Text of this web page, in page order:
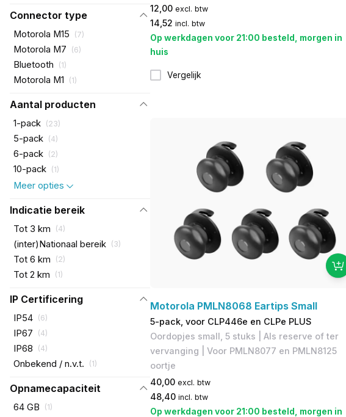
Connector type
Motorola M15 (7)
Motorola M7 (6)
Bluetooth (1)
Motorola M1 (1)
Aantal producten
1-pack (23)
5-pack (4)
6-pack (2)
10-pack (1)
Meer opties
Indicatie bereik
Tot 3 km (4)
(inter)Nationaal bereik (3)
Tot 6 km (2)
Tot 2 km (1)
IP Certificering
IP54 (6)
IP67 (4)
IP68 (4)
Onbekend / n.v.t. (1)
Opnamecapaciteit
64 GB (1)
12,00 excl. btw
14,52 incl. btw
Op werkdagen voor 21:00 besteld, morgen in
huis
Vergelijk
Motorola PMLN8068 Eartips Small
5-pack, voor CLP446e en CLPe PLUS
Oordopjes small, 5 stuks | Als reserve of ter
vervanging | Voor PMLN8077 en PMLN8125
oortje
40,00 excl. btw
48,40 incl. btw
Op werkdagen voor 21:00 besteld, morgen in